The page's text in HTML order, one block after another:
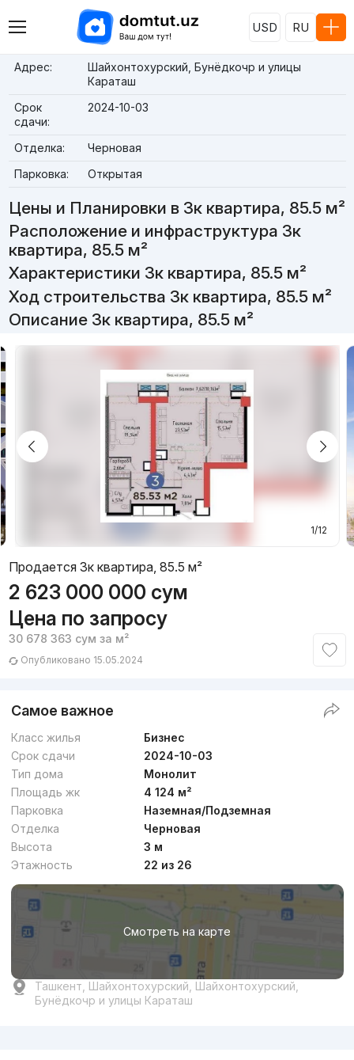
USD RU
Адрес:
Шайхонтохурский, Бунёдкочр и улицы
Караташ
Срок
сдачи:
2024-10-03
Отделка:
Черновая
Парковка:
Открытая
Цены и Планировки в 3к квартира, 85.5 м²
Расположение и инфраструктура 3к
квартира, 85.5 м²
Характеристики 3к квартира, 85.5 м²
Ход строительства 3к квартира, 85.5 м²
Описание 3к квартира, 85.5 м²
1/12
Продается 3к квартира, 85.5 м²
2 623 000 000 сум
Цена по запросу
30 678 363 сум за м²
Опубликовано 15.05.2024
Самое важное
Класс жилья
Бизнес
Срок сдачи
2024-10-03
Тип дома
Монолит
Площадь жк
4 124 м²
Парковка
Наземная/Подземная
Отделка
Черновая
Высота
3 м
Этажность
22 из 26
Смотреть на карте
Ташкент, Шайхонтохурский, Шайхонтохурский,
Бунёдкочр и улицы Караташ